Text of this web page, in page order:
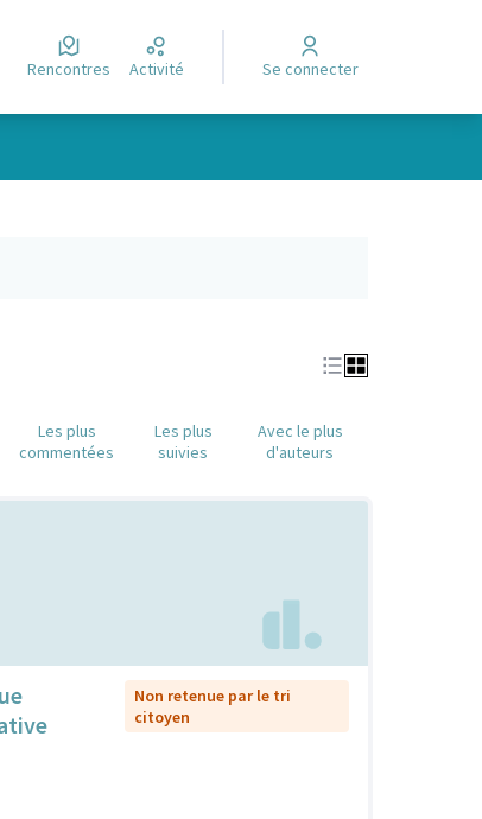
Rencontres Activité Se connecter
Les plus
commentées
Les plus
suivies
Avec le plus
d'auteurs
Non retenue par le tri
citoyen